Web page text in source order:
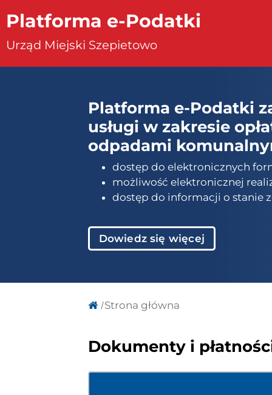
Platforma e-Podatki
Urząd Miejski Szepietowo
Platforma e-Podatki
usługi w zakresie
odpadami
dostęp do elektronicznych
możliwość elektronicznej
dostęp do informacji o stanie
Dowiedz się więcej
Strona główna
Dokumenty i